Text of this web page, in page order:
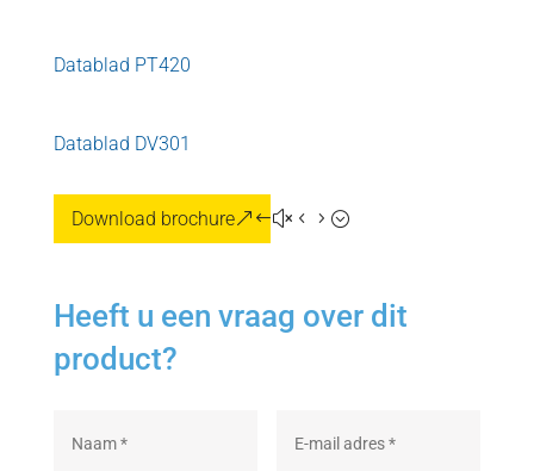
Datablad PT420
Datablad DV301
Download brochure
Heeft u een vraag over dit
product?